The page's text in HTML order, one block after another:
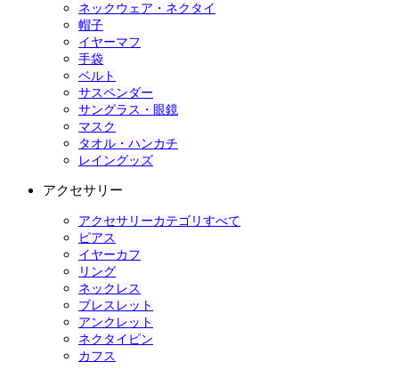
ネックウェア・ネクタイ
帽子
イヤーマフ
手袋
ベルト
サスペンダー
サングラス・眼鏡
マスク
タオル・ハンカチ
レイングッズ
アクセサリー
アクセサリーカテゴリすべて
ピアス
イヤーカフ
リング
ネックレス
ブレスレット
アンクレット
ネクタイピン
カフス